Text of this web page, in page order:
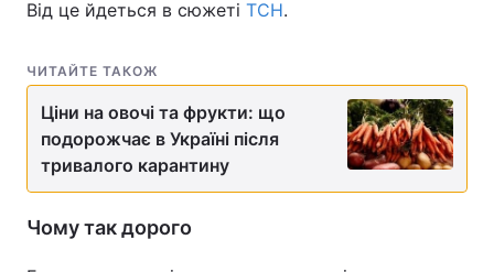
Від це йдеться в сюжеті ТСН.
ЧИТАЙТЕ ТАКОЖ
Ціни на овочі та фрукти: що
подорожчає в Україні після
тривалого карантину
Чому так дорого